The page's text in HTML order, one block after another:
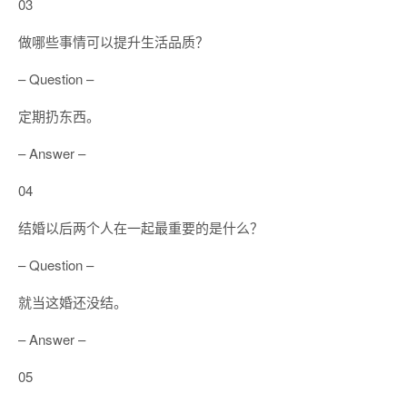
03
做哪些事情可以提升生活品质？
– Question –
定期扔东西。
– Answer –
04
结婚以后两个人在一起最重要的是什么？
– Question –
就当这婚还没结。
– Answer –
05